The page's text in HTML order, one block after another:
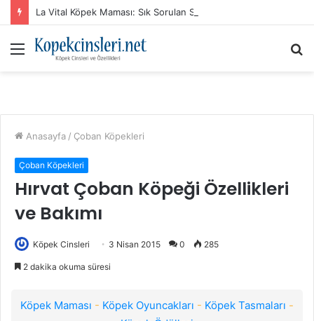
La Vital Köpek Maması: Sık Sorulan Sorular ve Cevaplar
Menü
Anasayfa / Çoban Köpekleri
Çoban Köpekleri
Hırvat Çoban Köpeği Özellikleri
ve Bakımı
Köpek Cinsleri 3 Nisan 2015 0 285
2 dakika okuma süresi
Köpek Maması - Köpek Oyuncakları - Köpek Tasmaları -